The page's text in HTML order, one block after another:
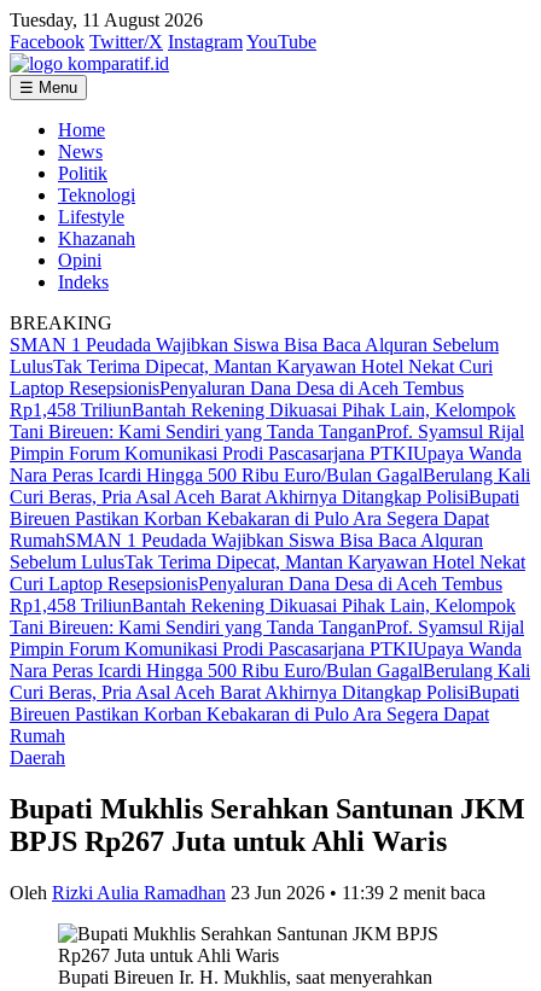
Tuesday, 11 August 2026
Facebook Twitter/X InstagramYouTube
☰ Menu
Home
News
Politik
Teknologi
Lifestyle
Khazanah
Opini
Indeks
BREAKING
SMAN 1 Peudada Wajibkan Siswa Bisa Baca Alquran Sebelum
LulusTak Terima Dipecat, Mantan Karyawan Hotel Nekat Curi
Laptop ResepsionisPenyaluran Dana Desa di Aceh Tembus
Rp1,458 TriliunBantah Rekening Dikuasai Pihak Lain, Kelompok
Tani Bireuen: Kami Sendiri yang Tanda TanganProf. Syamsul Rijal
Pimpin Forum Komunikasi Prodi Pascasarjana PTKIUpaya Wanda
Nara Peras Icardi Hingga 500 Ribu Euro/Bulan GagalBerulang Kali
Curi Beras, Pria Asal Aceh Barat Akhirnya Ditangkap PolisiBupati
Bireuen Pastikan Korban Kebakaran di Pulo Ara Segera Dapat
RumahSMAN 1 Peudada Wajibkan Siswa Bisa Baca Alquran
Sebelum LulusTak Terima Dipecat, Mantan Karyawan Hotel Nekat
Curi Laptop ResepsionisPenyaluran Dana Desa di Aceh Tembus
Rp1,458 TriliunBantah Rekening Dikuasai Pihak Lain, Kelompok
Tani Bireuen: Kami Sendiri yang Tanda TanganProf. Syamsul Rijal
Pimpin Forum Komunikasi Prodi Pascasarjana PTKIUpaya Wanda
Nara Peras Icardi Hingga 500 Ribu Euro/Bulan GagalBerulang Kali
Curi Beras, Pria Asal Aceh Barat Akhirnya Ditangkap PolisiBupati
Bireuen Pastikan Korban Kebakaran di Pulo Ara Segera Dapat
Rumah
Daerah
Bupati Mukhlis Serahkan Santunan JKM
BPJS Rp267 Juta untuk Ahli Waris
Oleh Rizki Aulia Ramadhan 23 Jun 2026 • 11:39 2 menit baca
Bupati Bireuen Ir. H. Mukhlis, saat menyerahkan